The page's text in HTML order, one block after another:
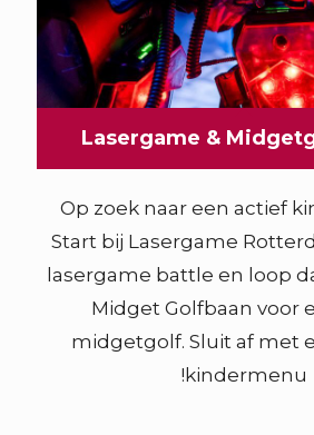
Lasergame &
Op zoek naar een actief
Start bij Lasergame
lasergame battle en loop
Midget Golfbaan voor
midgetgolf. Sluit af met
kindermenu!